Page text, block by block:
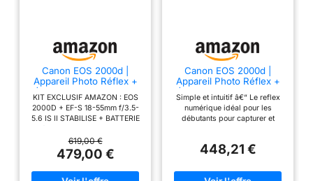
Canon EOS 2000d |
Appareil Photo Réflex +
(APS-C, 24.1 MP, WiFi,
Full HD) + 2ème Batterie
+ Objectif EF-S 18-55mm
f/3,5-5,6 is II stabilisé -
KIT EXCLUSIF AMAZON : EOS
2000D + EF-S 18-55mm f/3.5-
5.6 IS II STABILISE + BATTERIE
capteur: CMOS Résolution
d'image maximale: 6000 x
4000 pixels. La sensibilité ISO
(max): 12800. Longueur focale:
619,00 €
479,00 €
Canon EOS 2000d |
Appareil Photo Réflex +
(APS-C, 24.1 MP, WiFi,
Full HD) + Objectif EF-S
18-55mm f/3,5-5,6 DC
III, Noir
Simple et intuitif â€“ Le reflex
numérique idéal pour les
débutants pour capturer et
Créativité simple :
des indications faciles à
448,21 €